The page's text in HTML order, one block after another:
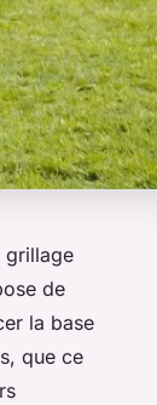
grillage
de
la base
que ce